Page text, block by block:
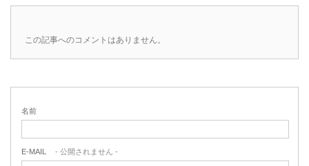
この記事へのコメントはありません。
名前
E-MAIL - 公開されません -